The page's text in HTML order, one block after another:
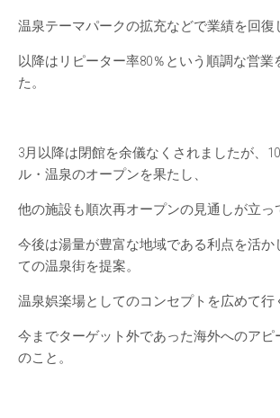
温泉テーマパークの拡充などで業績を回復
以降はリピーター率80％という順調な営業
た。
3月以降は閉館を余儀なくされましたが、
ル・温泉のオープンを果たし、
他の施設も順次再オープンの見通しが立っ
今後は湯量が豊富な地域である利点を活か
ての温泉街を提案。
温泉娯楽場としてのコンセプトを広めて行
今までターゲット外であった海外へのアピ
のこと。